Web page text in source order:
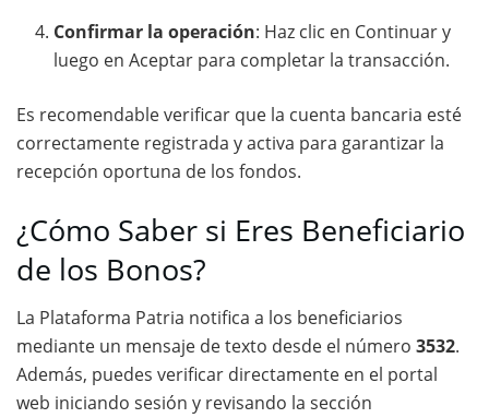
Confirmar la operación: Haz clic en Continuar y
luego en Aceptar para completar la transacción.
Es recomendable verificar que la cuenta bancaria esté
correctamente registrada y activa para garantizar la
recepción oportuna de los fondos.
¿Cómo Saber si Eres Beneficiario
de los Bonos?
La Plataforma Patria notifica a los beneficiarios
mediante un mensaje de texto desde el número 3532.
Además, puedes verificar directamente en el portal
web iniciando sesión y revisando la sección